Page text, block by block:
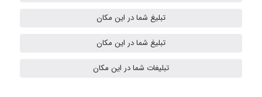
تبلیغ شما در این مکان
تبلیغ شما در این مکان
تبلیغات شما در این مکان